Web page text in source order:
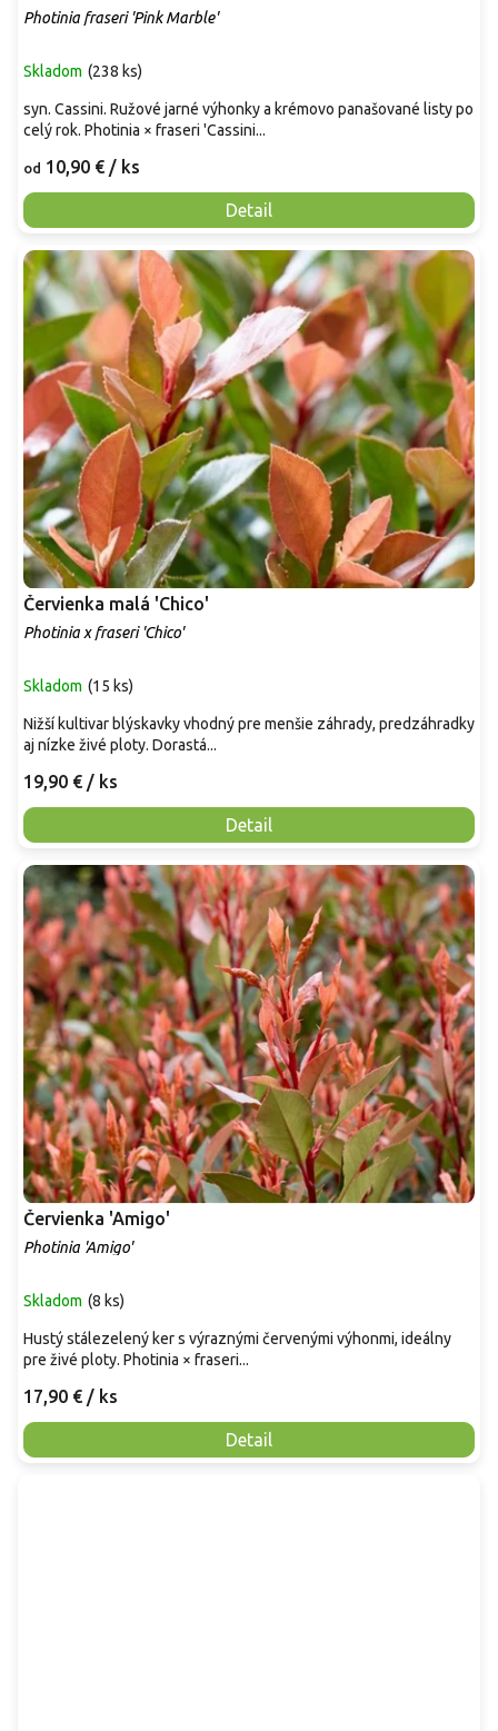
Photinia fraseri 'Pink Marble'
Skladom (238 ks)
od 10,90 € / ks
Detail
syn. Cassini. Ružové jarné výhonky a krémovo panašované listy po
celý rok. Photinia × fraseri 'Cassini...
Červienka malá 'Chico'
Photinia x fraseri 'Chico'
Skladom (15 ks)
19,90 € / ks
Detail
Nižší kultivar blýskavky vhodný pre menšie záhrady, predzáhradky
aj nízke živé ploty. Dorastá...
Červienka 'Amigo'
Photinia 'Amigo'
Skladom (8 ks)
17,90 € / ks
Detail
Hustý stálezelený ker s výraznými červenými výhonmi, ideálny
pre živé ploty. Photinia × fraseri...